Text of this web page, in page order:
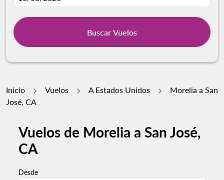
Buscar Vuelos
Inicio Vuelos A Estados Unidos
Morelia a San
José, CA
Vuelos de Morelia a San José,
CA
Desde